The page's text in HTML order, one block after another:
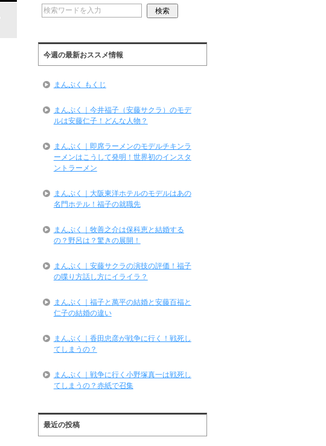
今週の最新おススメ情報
まんぷく もくじ
まんぷく｜今井福子（安藤サクラ）のモデ
ルは安藤仁子！どんな人物？
まんぷく｜即席ラーメンのモデルチキンラ
ーメンはこうして発明！世界初のインスタ
ントラーメン
まんぷく｜大阪東洋ホテルのモデルはあの
名門ホテル！福子の就職先
まんぷく｜牧善之介は保科恵と結婚する
の？野呂は？驚きの展開！
まんぷく｜安藤サクラの演技の評価！福子
の喋り方話し方にイライラ？
まんぷく｜福子と萬平の結婚と安藤百福と
仁子の結婚の違い
まんぷく｜香田忠彦が戦争に行く！戦死し
てしまうの？
まんぷく｜戦争に行く小野塚真一は戦死し
てしまうの？赤紙で召集
最近の投稿